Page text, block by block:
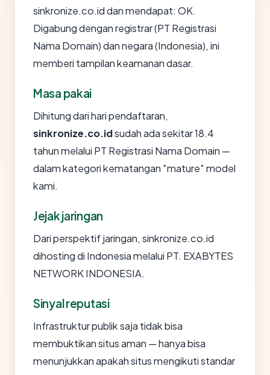
sinkronize.co.id dan mendapat: OK.
Digabung dengan registrar (PT Registrasi
Nama Domain) dan negara (Indonesia), ini
memberi tampilan keamanan dasar.
Masa pakai
Dihitung dari hari pendaftaran,
sinkronize.co.idsudah ada sekitar 18.4
tahun melalui PT Registrasi Nama Domain —
dalam kategori kematangan "mature" model
kami.
Jejak jaringan
Dari perspektif jaringan, sinkronize.co.id
dihosting di Indonesia melalui PT. EXABYTES
NETWORK INDONESIA.
Sinyal reputasi
Infrastruktur publik saja tidak bisa
membuktikan situs aman — hanya bisa
menunjukkan apakah situs mengikuti standar